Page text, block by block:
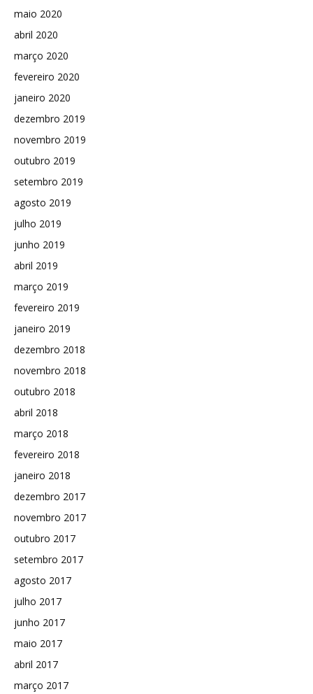
maio 2020
abril 2020
março 2020
fevereiro 2020
janeiro 2020
dezembro 2019
novembro 2019
outubro 2019
setembro 2019
agosto 2019
julho 2019
junho 2019
abril 2019
março 2019
fevereiro 2019
janeiro 2019
dezembro 2018
novembro 2018
outubro 2018
abril 2018
março 2018
fevereiro 2018
janeiro 2018
dezembro 2017
novembro 2017
outubro 2017
setembro 2017
agosto 2017
julho 2017
junho 2017
maio 2017
abril 2017
março 2017